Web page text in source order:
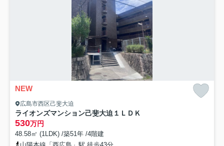
NEW
広島市西区己斐大迫
ライオンズマンション己斐大迫１ＬＤＫ
530万円
48.58㎡ (1LDK) /築51年 /4階建